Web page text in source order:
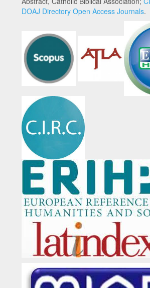
DOAJ Directory Open Access Journals.